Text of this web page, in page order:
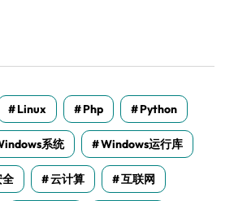
Linux Php Python
系统 Windows运行库
全 云计算 互联网